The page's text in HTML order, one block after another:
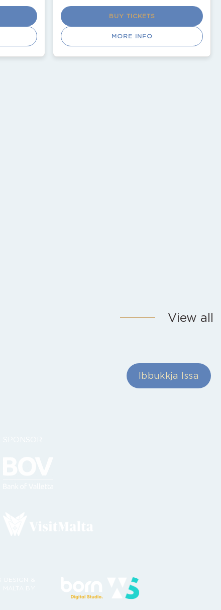
BUY TICKETS
MORE INFO
View all
Ibbukkja Issa